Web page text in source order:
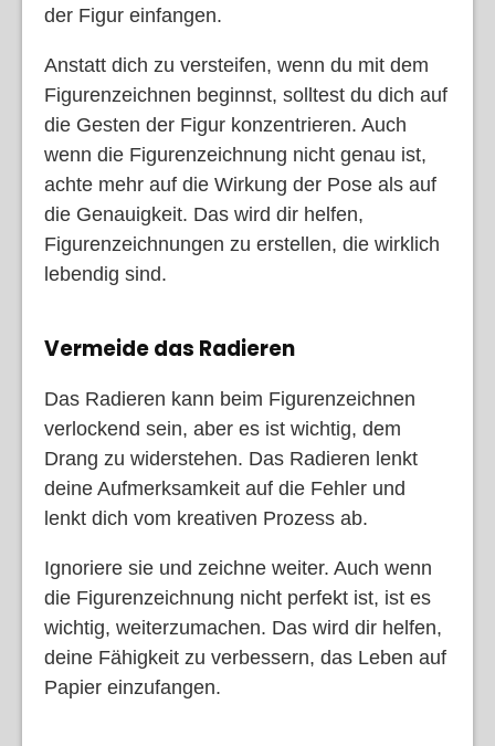
der Figur einfangen.
Anstatt dich zu versteifen, wenn du mit dem
Figurenzeichnen beginnst, solltest du dich auf
die Gesten der Figur konzentrieren. Auch
wenn die Figurenzeichnung nicht genau ist,
achte mehr auf die Wirkung der Pose als auf
die Genauigkeit. Das wird dir helfen,
Figurenzeichnungen zu erstellen, die wirklich
lebendig sind.
Vermeide das Radieren
Das Radieren kann beim Figurenzeichnen
verlockend sein, aber es ist wichtig, dem
Drang zu widerstehen. Das Radieren lenkt
deine Aufmerksamkeit auf die Fehler und
lenkt dich vom kreativen Prozess ab.
Ignoriere sie und zeichne weiter. Auch wenn
die Figurenzeichnung nicht perfekt ist, ist es
wichtig, weiterzumachen. Das wird dir helfen,
deine Fähigkeit zu verbessern, das Leben auf
Papier einzufangen.